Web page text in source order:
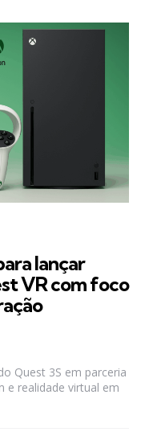
lançar
VR com foco
Quest 3S em parceria
e realidade virtual em